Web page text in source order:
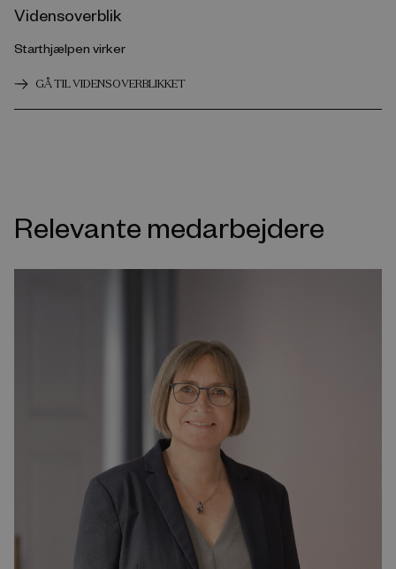
Vidensoverblik
Starthjælpen virker
GÅ TIL VIDENSOVERBLIKKET
Relevante medarbejdere